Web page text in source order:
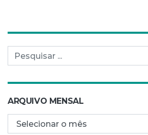
Pesquisar por:
ARQUIVO MENSAL
Arquivo mensal